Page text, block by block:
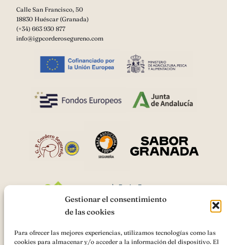
Gestionar el consentimiento
de las cookies
Para ofrecer las mejores experiencias, utilizamos tecnologías como las
cookies para almacenar y/o acceder a la información del dispositivo. El
Calle San Francisco, 50
18830 Huéscar (Granada)
(+34) 663 930 877
info@igpcorderosegureno.com